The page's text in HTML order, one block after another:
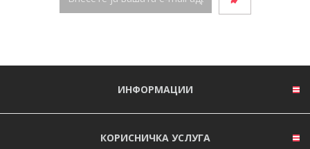
ИНФОРМАЦИИ
КОРИСНИЧКА УСЛУГА